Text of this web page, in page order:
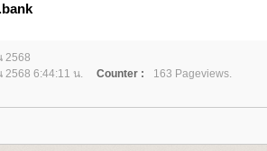
2568
2568 6:44:11 น. Counter :
163 Pageviews.